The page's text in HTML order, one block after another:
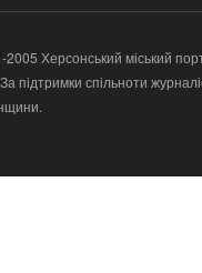
Херсонський міський
підтримки спільноти